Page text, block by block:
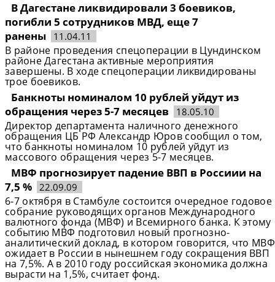
В Дагестане ликвидировали 3 боевиков,
погибли 5 сотрудников МВД, еще 7
ранены
11.04.11
В районе проведения спецоперации в Цундинском
районе Дагестана активные мероприятия
завершены. В ходе спецоперации ликвидированы
трое боевиков.
Банкноты номиналом 10 рублей уйдут из
обращения через 5-7 месяцев
18.05.10
Директор департамента наличного денежного
обращения ЦБ РФ Александр Юров сообщил о том,
что банкноты номиналом 10 рублей уйдут из
массового обращения через 5-7 месяцев.
МВФ прогнозирует падение ВВП в Россиии на
7,5 % 22.09.09
6-7 октября в Стамбуле состоится очередное годовое
собрание руководящих органов Международного
валютного фонда (МВФ) и Всемирного банка. К этому
событию МВФ подготовил новый прогнозно-
аналитический доклад, в котором говорится, что МВФ
ожидает в России в нынешнем году сокращения ВВП
на 7,5%. А в 2010 году российская экономика должна
вырасти на 1,5%, считает фонд.